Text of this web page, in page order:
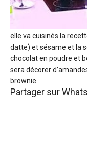
elle va cuisinés la
datte) et sésame et la
chocolat en poudre et
sera décorer
brownie.
Partager sur